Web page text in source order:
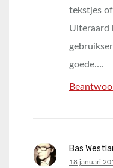
tekstjes
Uiteraard
goede….
Bas
says:
18 januari